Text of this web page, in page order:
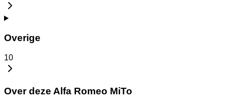
Overige
10
Over deze Alfa Romeo MiTo